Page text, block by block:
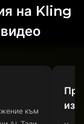
на Kling
към